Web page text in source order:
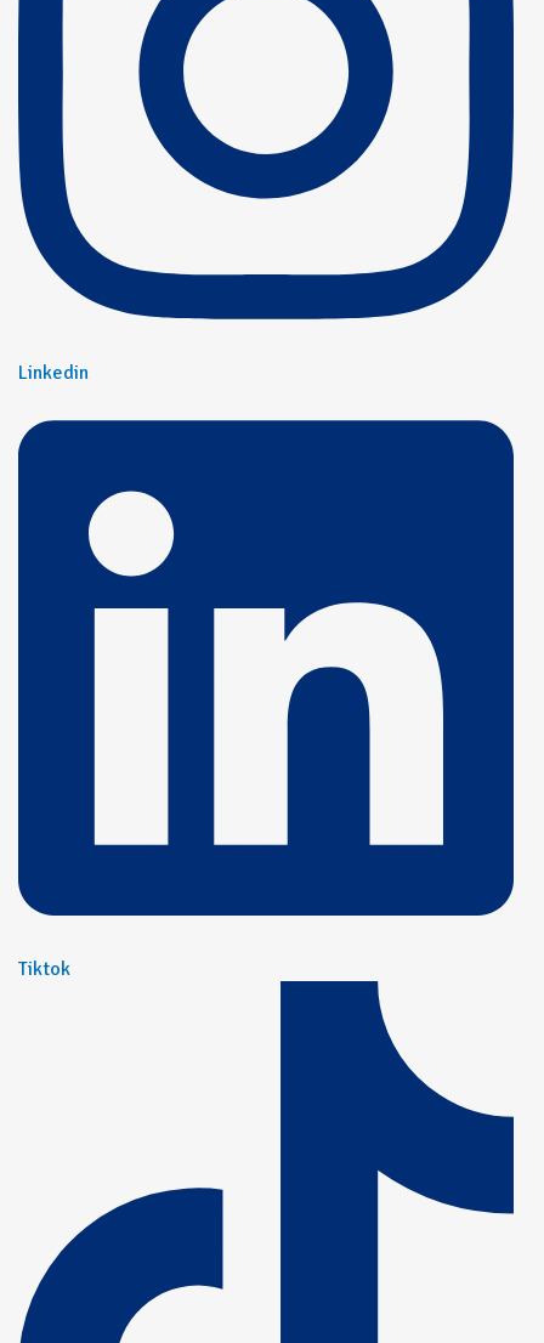
Linkedin
Tiktok